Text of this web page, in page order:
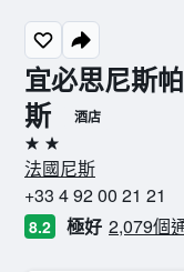
宜必思尼斯
斯
酒店
2星級
法國尼斯
+33 4 92 00 21 21
8.2 極好 2,079個